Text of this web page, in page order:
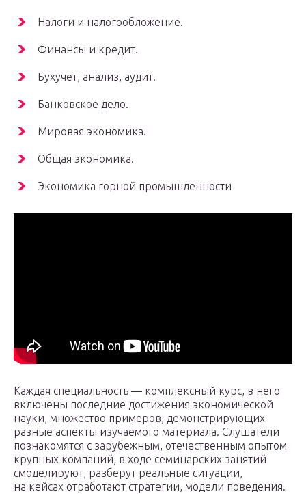
Налоги и налогообложение.
Финансы и кредит.
Бухучет, анализ, аудит.
Банковское дело.
Мировая экономика.
Общая экономика.
Экономика горной промышленности
Каждая специальность — комплексный курс, в него
включены последние достижения экономической
науки, множество примеров, демонстрирующих
разные аспекты изучаемого материала. Слушатели
познакомятся с зарубежным, отечественным опытом
крупных компаний, в ходе семинарских занятий
смоделируют, разберут реальные ситуации,
на кейсах отработают стратегии, модели поведения.